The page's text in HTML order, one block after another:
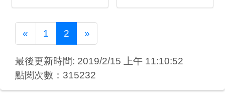
« Previous
1 2 »Next
最後更新時間: 2019/2/15 上午 11:10:52
點閱次數：315232